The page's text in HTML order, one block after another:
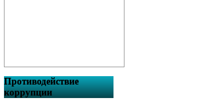
Противодействие
коррупции